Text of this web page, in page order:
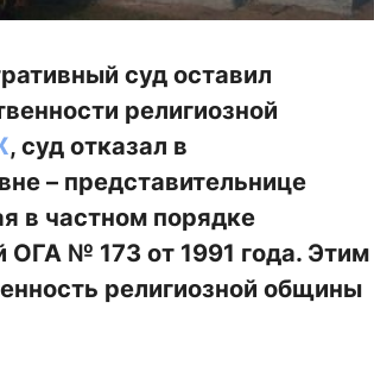
суд оставил
религиозной
, суд отказал в
– представительнице
в частном порядке
ОГА № 173 от 1991 года. Этим
религиозной общины